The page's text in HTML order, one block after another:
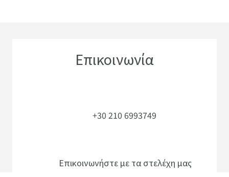
Επικοινωνία
+30 210 6993749
Επικοινωνήστε με τα στελέχη μας